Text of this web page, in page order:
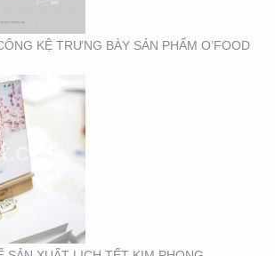
KỆ TRƯNG BÀY SẢN PHẨM O’FOOD
XUẤT